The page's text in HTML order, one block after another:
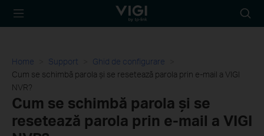
TP-Link, Reliably
icon
Home Support
Ghid de configurare
Cum se schimbă parola și se resetează parola prin e-mail a VIGI
NVR?
Cum se schimbă parola și se
resetează parola prin e-mail a VIGI